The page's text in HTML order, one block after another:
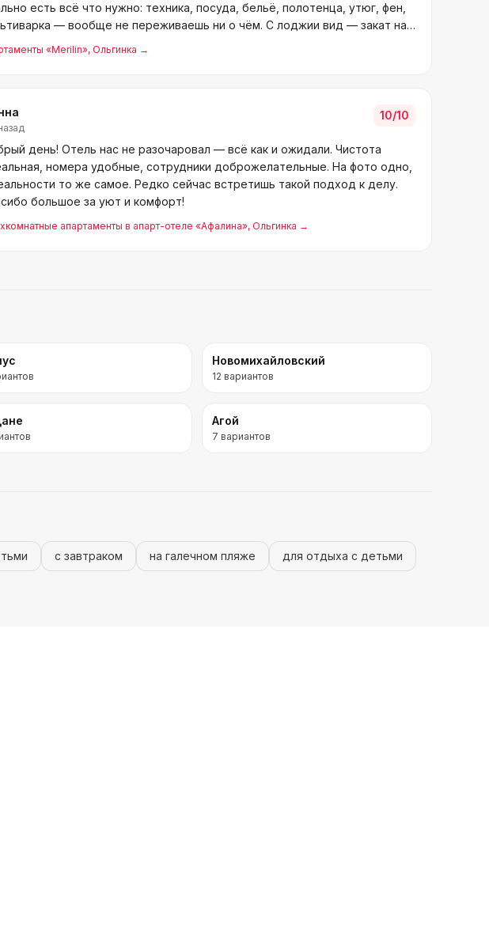
есть всё что нужно: техника, посуда, бельё, полотенца, утюг, фен,
— вообще не переживаешь ни о чём. С лоджии вид — закат над
«Merilin», Ольгинка →
10/10
день! Отель нас не разочаровал — всё как и ожидали. Чистота
номера удобные, сотрудники доброжелательные. На фото одно,
то же самое. Редко сейчас встретишь такой подход к делу.
большое за уют и комфорт!
апартаменты в апарт-отеле «Афалина», Ольгинка →
Новомихайловский
12 вариантов
Агой
7 вариантов
с завтраком на галечном пляже для отдыха с детьми